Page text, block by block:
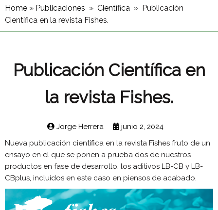
Home » Publicaciones » Científica » Publicación
Científica en la revista Fishes.
Publicación Científica en
la revista Fishes.
Jorge Herrera
junio 2, 2024
Nueva publicación científica en la revista Fishes fruto de un
ensayo en el que se ponen a prueba dos de nuestros
productos en fase de desarrollo, los aditivos LB-CB y LB-
CBplus, incluidos en este caso en piensos de acabado.